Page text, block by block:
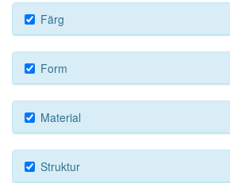
Färg
Form
Material
Struktur